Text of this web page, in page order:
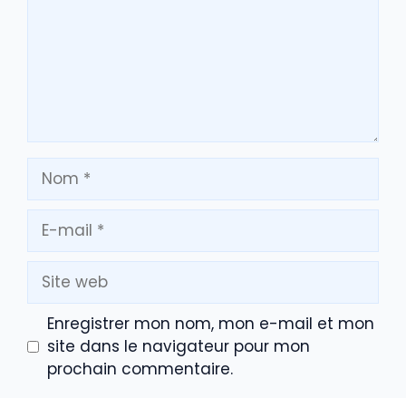
Nom
mail
Site
web
Enregistrer mon nom, mon e-mail et mon
site dans le navigateur pour mon
prochain commentaire.